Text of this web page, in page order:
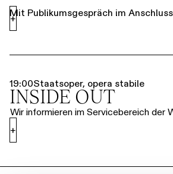
Mit Publikumsgespräch im
+
19:00Staatsoper, opera stabile
INSIDE OUT
Wir informieren im Servicebereich der
+